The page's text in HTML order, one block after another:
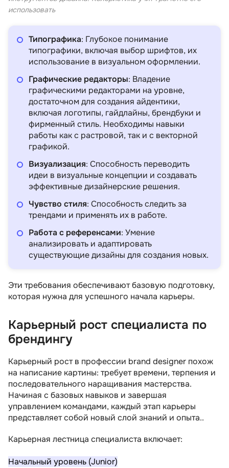
использовать
Типографика: Глубокое понимание
типографики, включая выбор шрифтов, их
использование в визуальном оформлении.
Графические редакторы: Владение
графическими редакторами на уровне,
достаточном для создания айдентики,
включая логотипы, гайдлайны, брендбуки и
фирменный стиль. Необходимы навыки
работы как с растровой, так и с векторной
графикой.
Визуализация: Способность переводить
идеи в визуальные концепции и создавать
эффективные дизайнерские решения.
Чувство стиля: Способность следить за
трендами и применять их в работе.
Работа с референсами: Умение
анализировать и адаптировать
существующие дизайны для создания новых.
Эти требования обеспечивают базовую подготовку,
которая нужна для успешного начала карьеры.
Карьерный рост специалиста по
брендингу
Карьерный рост в профессии brand designer похож
на написание картины: требует времени, терпения и
последовательного наращивания мастерства.
Начиная с базовых навыков и завершая
управлением командами, каждый этап карьеры
представляет собой новый слой знаний и опыта..
Карьерная лестница специалиста включает:
Начальный уровень (Junior)